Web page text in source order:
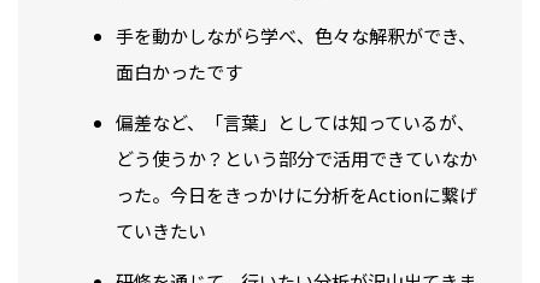
手を動かしながら学べ、色々な解釈ができ、
面白かったです
偏差など、「言葉」としては知っているが、
どう使うか？という部分で活用できていなか
った。今日をきっかけに分析をActionに繋げ
ていきたい